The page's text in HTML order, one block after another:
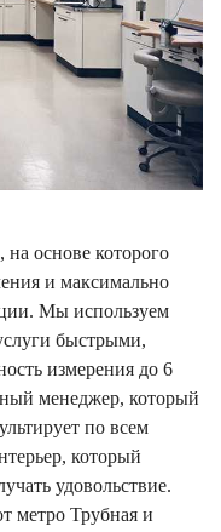
основе которого
и максимально
Мы используем
быстрыми,
измерения до 6
менеджер, который
по всем
который
удовольствие.
метро Трубная и